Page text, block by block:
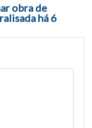
obra de
há 6